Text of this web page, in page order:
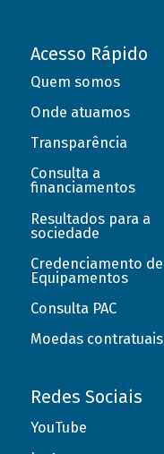
Acesso Rápido
Quem somos
Onde atuamos
Transparência
Consulta a
financiamentos
Resultados para a
sociedade
Credenciamento de
Equipamentos
Consulta PAC
Moedas contratuais
Redes Sociais
YouTube